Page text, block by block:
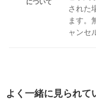
について
された
ます。
ャンセ
よく一緒に見られて